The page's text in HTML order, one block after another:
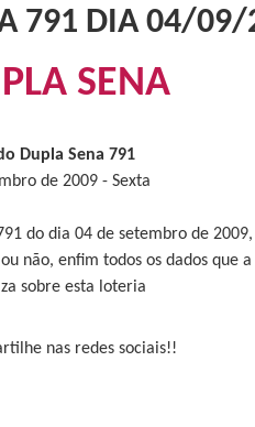
791 DIA 04/09/
SENA
Dupla Sena 791
de 2009 - Sexta
do dia 04 de setembro de
não, enfim todos os dados que
sobre esta loteria
nas redes sociais!!